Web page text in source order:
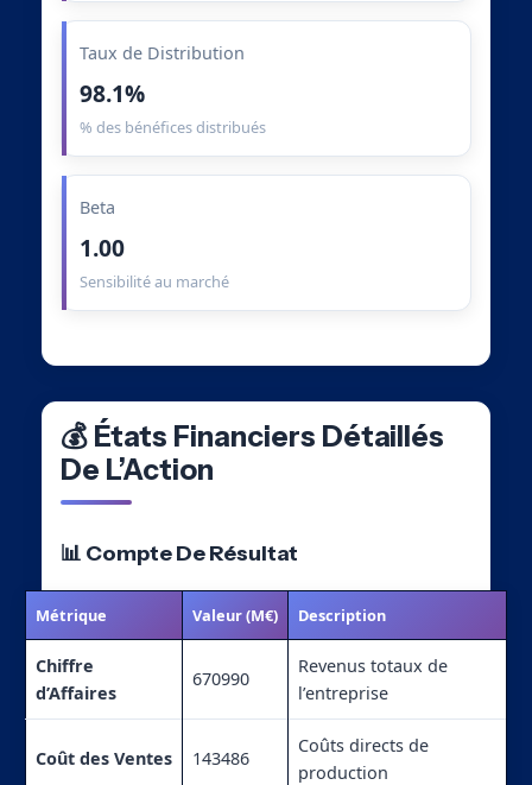
Taux de Distribution
98.1%
% des bénéfices distribués
Beta
1.00
Sensibilité au marché
💰 États Financiers Détaillés
De L’Action
📊 Compte De Résultat
Métrique Valeur (M€) Description
Chiffre
d’Affaires
670990
Revenus totaux de
l’entreprise
Coût des Ventes 143486
Coûts directs de
production